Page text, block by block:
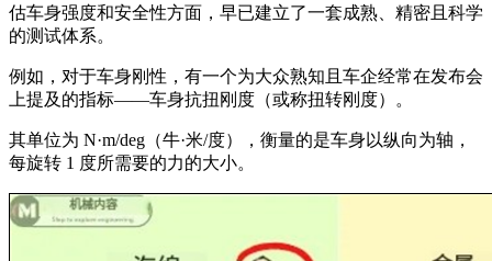
估车身强度和安全性方面，早已建立了一套成熟、精密且科学
的测试体系。
例如，对于车身刚性，有一个为大众熟知且车企经常在发布会
上提及的指标——车身抗扭刚度（或称扭转刚度）。
其单位为 N·m/deg（牛·米/度），衡量的是车身以纵向为轴，
每旋转 1 度所需要的力的大小。